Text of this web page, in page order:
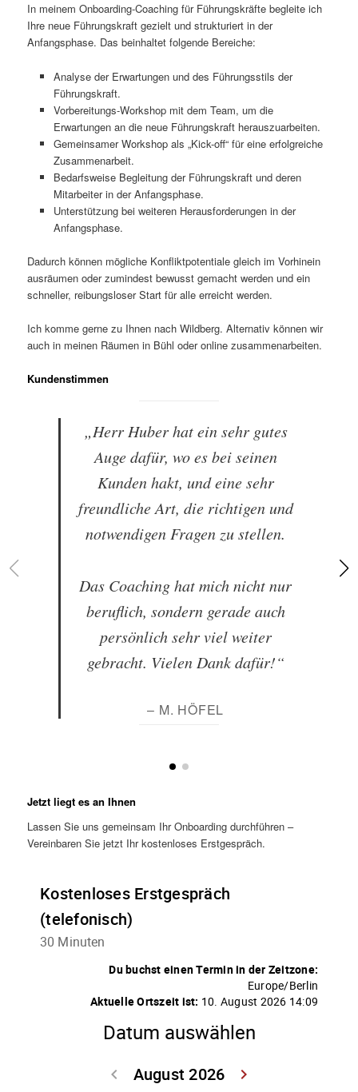
In meinem Onboarding-Coaching für Führungskräfte begleite ich
Ihre neue Führungskraft gezielt und strukturiert in der
Anfangsphase. Das beinhaltet folgende Bereiche:
Analyse der Erwartungen und des Führungsstils der
Führungskraft.
Vorbereitungs-Workshop mit dem Team, um die
Erwartungen an die neue Führungskraft herauszuarbeiten.
Gemeinsamer Workshop als „Kick-off“ für eine erfolgreiche
Zusammenarbeit.
Bedarfsweise Begleitung der Führungskraft und deren
Mitarbeiter in der Anfangsphase.
Unterstützung bei weiteren Herausforderungen in der
Anfangsphase.
Dadurch können mögliche Konfliktpotentiale gleich im Vorhinein
ausräumen oder zumindest bewusst gemacht werden und ein
schneller, reibungsloser Start für alle erreicht werden.
Ich komme gerne zu Ihnen nach Wildberg. Alternativ können wir
auch in meinen Räumen in Bühl oder online zusammenarbeiten.
Kundenstimmen
„Herr Huber hat ein sehr gutes
Auge dafür, wo es bei seinen
Kunden hakt, und eine sehr
freundliche Art, die richtigen und
notwendigen Fragen zu stellen.
Das Coaching hat mich nicht nur
beruflich, sondern gerade auch
persönlich sehr viel weiter
gebracht. Vielen Dank dafür!“
– M. HÖFEL
Jetzt liegt es an Ihnen
Lassen Sie uns gemeinsam Ihr Onboarding durchführen –
Vereinbaren Sie jetzt Ihr kostenloses Erstgespräch.